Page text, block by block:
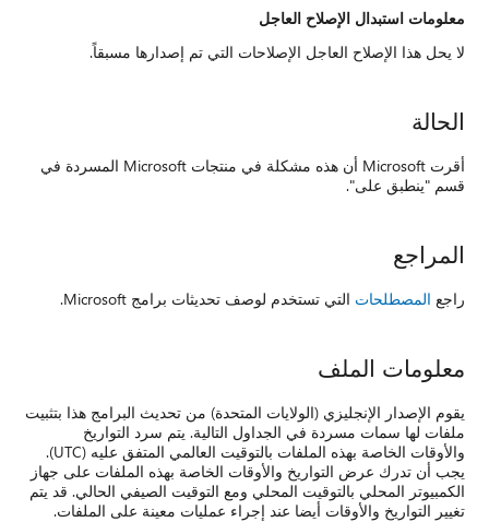
معلومات استبدال الإصلاح العاجل
لا يحل هذا الإصلاح العاجل الإصلاحات التي تم إصدارها مسبقاً.
الحالة
أقرت Microsoft أن هذه مشكلة في منتجات Microsoft المسردة في
قسم "ينطبق على".
المراجع
راجع المصطلحات التي تستخدم لوصف تحديثات برامج Microsoft.
معلومات الملف
يقوم الإصدار الإنجليزي (الولايات المتحدة) من تحديث البرامج هذا بتثبيت
ملفات لها سمات مسردة في الجداول التالية. يتم سرد التواريخ
والأوقات الخاصة بهذه الملفات بالتوقيت العالمي المتفق عليه (UTC).
يجب أن تدرك عرض التواريخ والأوقات الخاصة بهذه الملفات على جهاز
الكمبيوتر المحلي بالتوقيت المحلي ومع التوقيت الصيفي الحالي. قد يتم
تغيير التواريخ والأوقات أيضا عند إجراء عمليات معينة على الملفات.